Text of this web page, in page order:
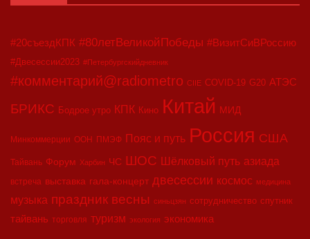
#20съездКПК #80летВеликойПобеды #ВизитСиВРоссию
#Двесессии2023 #Петербургскийдневник
#комментарий@radiometro CIIE COVID-19 G20 АТЭС
БРИКС Бодрое утро КПК Кино Китай МИД
Минкоммерции ООН ПМЭФ Пояс и путь Россия США
Тайвань Форум Харбин ЧС ШОС Шёлковый путь азиада
встреча выставка гала-концерт двесессии космос медицина
музыка праздник весны синьцзян сотрудничество спутник
тайвань торговля туризм экология экономика